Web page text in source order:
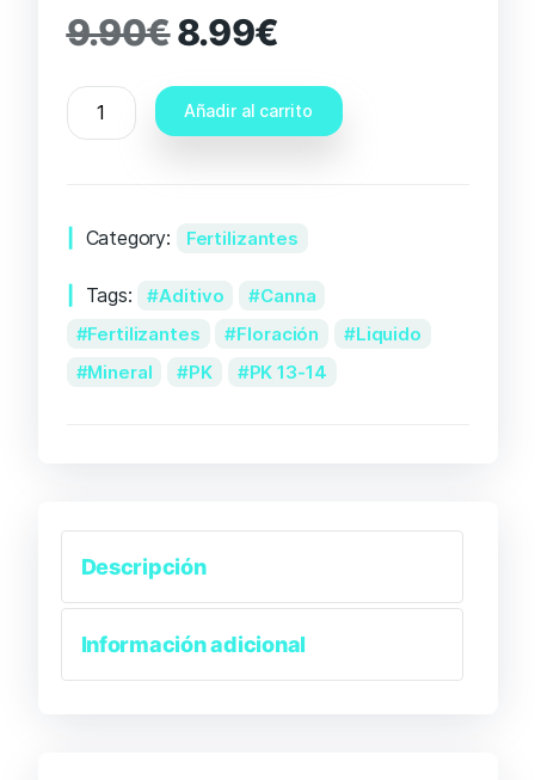
9.90€8.99€
Añadir al carrito
Category: Fertilizantes
Tags: Aditivo
Canna
Fertilizantes
Floración
Liquido
Mineral
PK PK 13-14
Descripción
Información adicional